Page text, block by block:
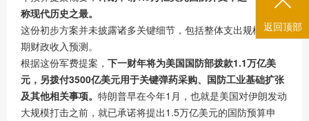
称现代历史之最。
这份初步方案并未披露诸多关键细节，包括整体支出规模与长
期财政收入预测。
根据这份军费提案， 下一财年将为美国国防部拨款1.1万亿美
元，另拨付3500亿美元用于关键弹药采购、国防工业基础扩张
及其他相关事项。 特朗普早在今年1月，也就是美国对伊朗发动
大规模打击之前，就已承诺将提出1.5万亿美元的国防预算申
返回顶部